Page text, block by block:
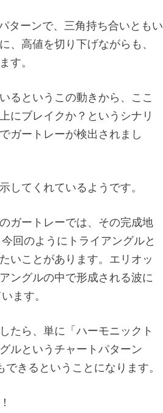
ターンで、三角持ち合いともい
、高値を切り下げながらも、
す。
るというこの動きから、ここ
にブレイクか？というシナリ
ガートレーが検出されまし
してくれているようです。
ガートレーでは、その完成地
回のようにトライアングルと
いことがあります。エリオッ
ングルの中で形成される波に
ます。
たら、単に「ハーモニックト
ルというチャートパターン
きるということになります。